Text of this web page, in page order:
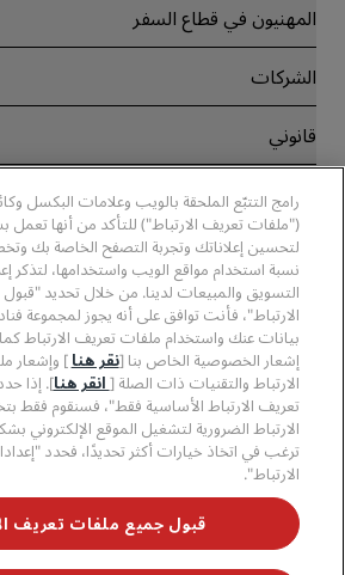
Radisson Rewards
ضمان أفضل سعر حجز عبر الإنترنت
Blog
الوجهات
تطبيق فنادق راديسون
الفنادق المعتمدة في مجال الرياضة
فنادق مناسبة للعائلات
الصحة والسلامة
المهنيون في قطاع السفر
الشركاء
الشركات
مجموعة فنادق راديسون
وسائل الإعلام
الوظائف، مجموعة فنادق PPHE
الوظائف في مجموعة فنادق EHL
The Club by RHG
فرص التنمية
الأعمال المسؤولة
المشتريات
قانوني
الإشعار القانوني
شروط برنامج Radisson Rewards وأحكامه
اتفاقية استخدام الموقع
سهولة التصفح الرقمي
بيان الرق ّ المعاصر
مساعدة
تنبيهات للمستهلكين
بيانات الاتصال
الأسئلة الشائعة
خريطة الموقع
وسائل التواصل الاجتماعي
علامات فنادق راديسون التجارية
لا تفوّت فرصة الحصول على أفضل
رامج التتبّع الملحقة بالويب وعلامات البكسل
("ملفات تعريف الارتباط") للتأكد من أنها
لتحسين إعلاناتك وتجربة التصفح الخاصة بك
نسبة استخدام مواقع الويب واستخدامها، لتذكر
التسويق والمبيعات لدينا. من خلال تحديد
الارتباط"، فأنت توافق على أنه يجوز لمجموعة
بيانات عنك واستخدام ملفات تعريف الارتباط
إشعار الخصوصية الخاص بنا [نقر هنا ] وإشعار
الارتباط والتقنيات ذات الصلة [ انقر هنا]. إذا
تعريف الارتباط الأساسية فقط"، فسنقوم فقط
الارتباط الضرورية لتشغيل الموقع الإلكتروني
ترغب في اتخاذ خيارات أكثر تحديدًا، فحدد
الارتباط".
قبول جميع ملفات تعريف